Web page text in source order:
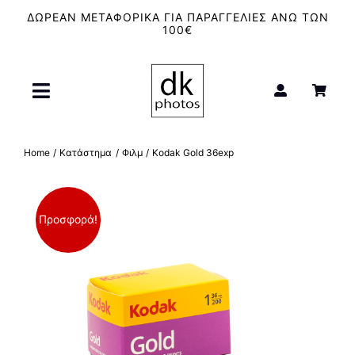
ΔΩΡΕΑΝ ΜΕΤΑΦΟΡΙΚΑ ΓΙΑ ΠΑΡΑΓΓΕΛΙΕΣ ΑΝΩ ΤΩΝ
100€
Toggle
Αρχική
Μπλουζάκια – T-Shirt
Καμβάδες
Home Κατάστημα Φιλμ Kodak Gold 36exp
Προσφορά!